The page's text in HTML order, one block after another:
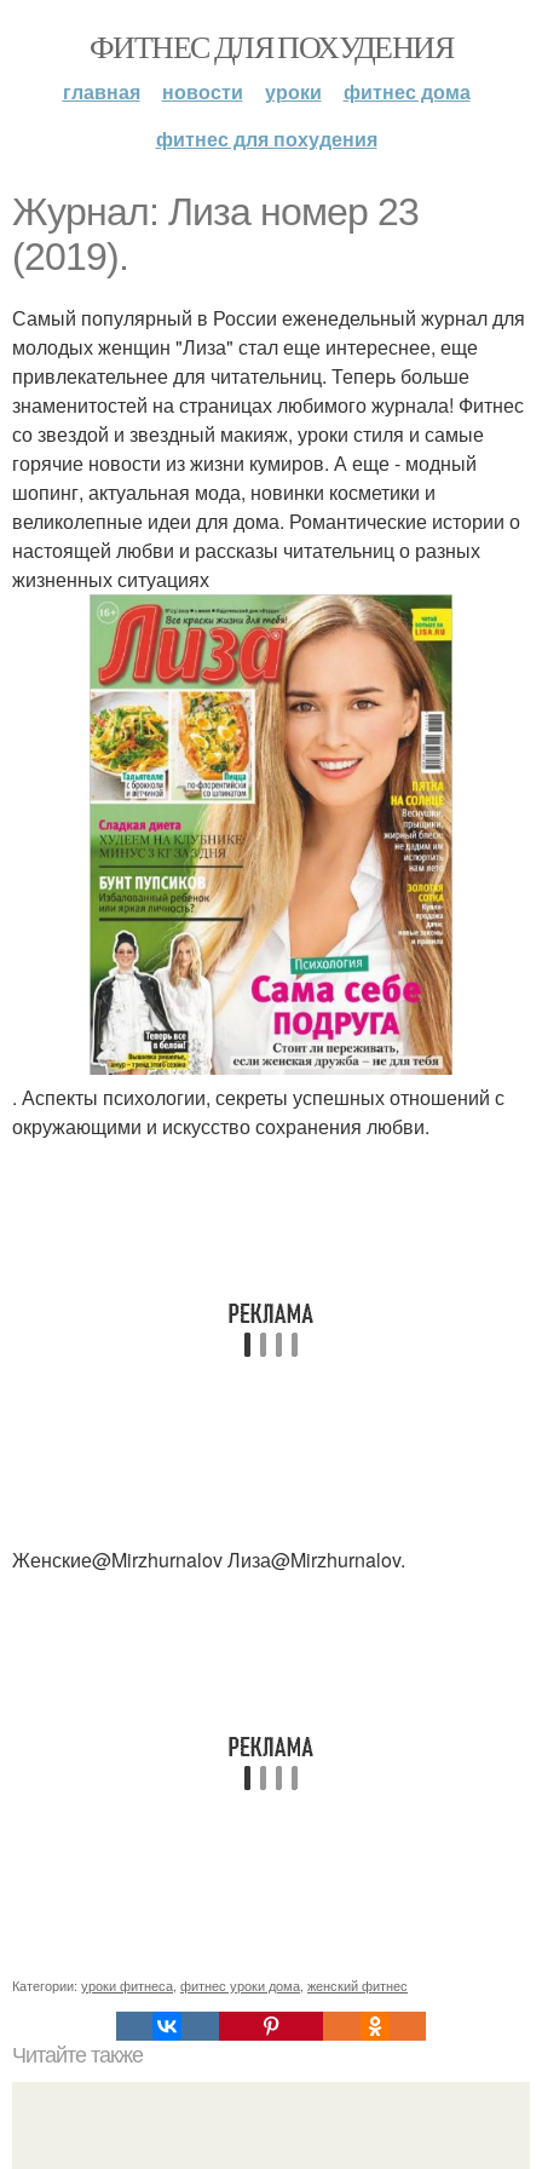
ФИТНЕС ДЛЯ ПОХУДЕНИЯ
главная новости уроки
фитнес дома
фитнес для похудения
Журнал: Лиза номер 23
(2019).
Самый популярный в России еженедельный журнал для
молодых женщин "Лиза" стал еще интереснее, еще
привлекательнее для читательниц. Теперь больше
знаменитостей на страницах любимого журнала! Фитнес
со звездой и звездный макияж, уроки стиля и самые
горячие новости из жизни кумиров. А еще - модный
шопинг, актуальная мода, новинки косметики и
великолепные идеи для дома. Романтические истории о
настоящей любви и рассказы читательниц о разных
жизненных ситуациях
. Аспекты психологии, секреты успешных отношений с
окружающими и искусство сохранения любви.
Женские@Mirzhurnalov Лиза@Mirzhurnalov.
Категории: уроки фитнеса фитнес уроки дома женский фитнес
Читайте также